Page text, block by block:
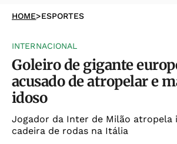
HOME>ESPORTES
INTERNACIONAL
Goleiro de gigante
acusado de atropelar e
idoso
Jogador da Inter de Milão atropela
cadeira de rodas na Itália